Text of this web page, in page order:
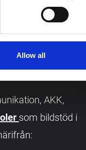
Allow all
extra stöd
AKK,
som bildstöd i